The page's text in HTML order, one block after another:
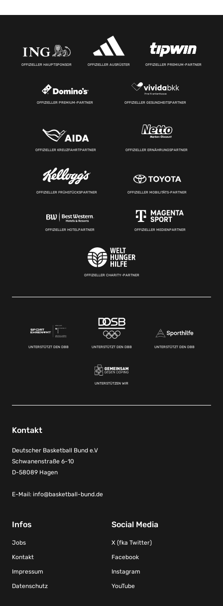
OFFIZIELLER HAUPTSPONSOR OFFIZIELLER AUSRÜSTER OFFIZIELLER PREMIUM-PARTNER
OFFIZIELLER PREMIUM-PARTNER OFFIZIELLER GESUNDHEITSPARTNER
OFFIZIELLER KREUZFAHRTPARTNER OFFIZIELLER ERNÄHRUNGSPARTNER
OFFIZIELLER FRÜHSTÜCKSPARTNER OFFIZIELLER MOBILITÄTS-PARTNER
OFFIZIELLER HOTELPARTNER OFFIZIELLER MEDIENPARTNER
OFFIZIELLER CHARITY-PARTNER
UNTERSTÜTZT DEN DBB UNTERSTÜTZT DEN DBB UNTERSTÜTZT DEN DBB
UNTERSTÜTZEN WIR
Kontakt
Deutscher Basketball Bund e.V
Schwanenstraße 6-10
D-58089 Hagen
E-Mail: info@basketball-bund.de
Infos
Jobs
Kontakt
Impressum
Datenschutz
Social Media
X (fka Twitter)
Facebook
Instagram
YouTube